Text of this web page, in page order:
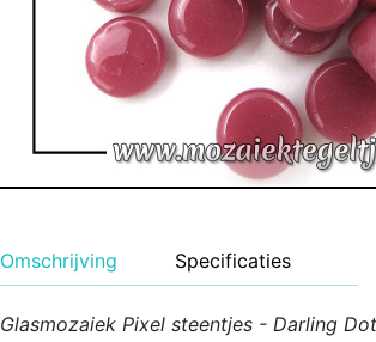
Omschrijving Specificaties
Glasmozaiek Pixel steentjes - Darling